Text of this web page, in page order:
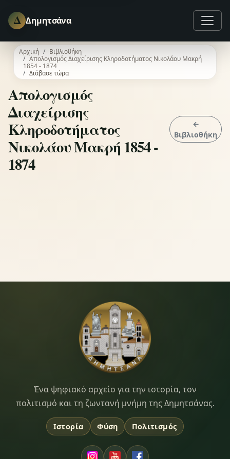
Δ Δημητσάνα
Αρχική
Βιβλιοθήκη
Απολογισμός Διαχείρισης Κληροδοτήματος Νικολάου Μακρή
1854 - 1874
Διάβασε τώρα
Απολογισμός
Διαχείρισης
Κληροδοτήματος
Νικολάου Μακρή 1854 -
1874
←
Βιβλιοθήκη
Dimitsana.gr
Ένα ψηφιακό αρχείο για την ιστορία, τον
πολιτισμό και τη ζωντανή μνήμη της Δημητσάνας.
Ιστορία Φύση Πολιτισμός